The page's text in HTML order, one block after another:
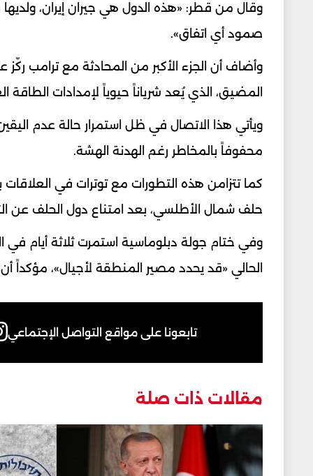
وقال من قطر: «هذه الدول هي جيران إيران،
صمود أي اتفاق».
وأضاف أن الجزء الأكبر من المحادثة مع ترامب
المضيق، الذي يُعد شرياناً حيوياً لإمدادات الطاقة
ويأتي هذا الاتصال في ظل استمرار حالة عدم
محفوفاً بالمخاطر رغم الهدنة الهشة.
كما تتزامن هذه التطورات مع توترات في
حلف شمال الأطلسي، بعد امتناع دول الحلف عن
وفي ختام جولة دبلوماسية استمرت ثلاثة أيام في
الحالي «قد يحدد مصير المنطقة لأجيال»، مؤكداً
تابعونا على مواقع التواصل الإجتماعي
مقالات ذات صلة